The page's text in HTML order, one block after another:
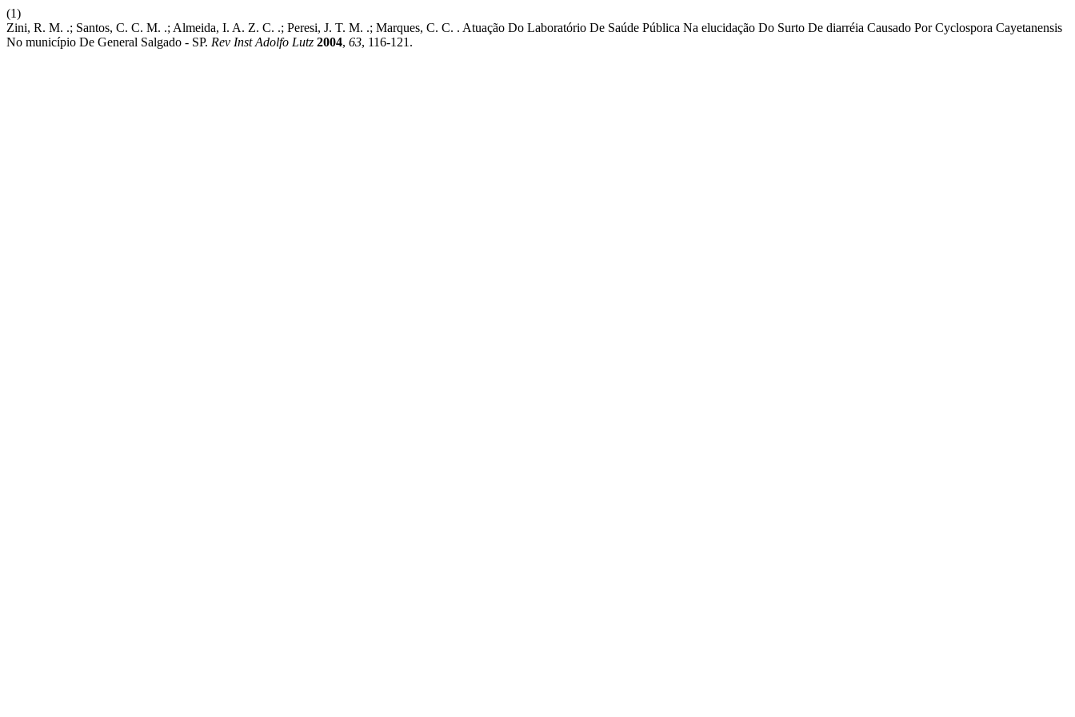
(1)
Zini, R. M. .; Santos, C. C. M. .; Almeida, I. A. Z. C. .; Peresi, J. T. M. .; Marques, C. C. . Atuação Do Laboratório De Saúde Pública Na elucidação Do Surto De diarréia Causado Por Cyclospora Cayetanensis
No município De General Salgado - SP. Rev Inst Adolfo Lutz 2004, 63, 116-121.